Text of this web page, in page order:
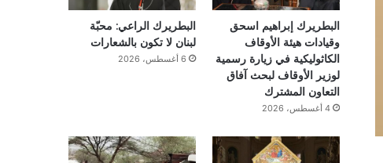
البطريرك إبراهيم اسحق
وقيادات هيئة الأوقاف
الكاثوليكية في زيارة رسمية
لوزير الأوقاف لبحث آفاق
التعاون المشترك
4 أغسطس، 2026
البطريرك الراعي: محبّة
لبنان لا تكون بالشعارات
6 أغسطس، 2026